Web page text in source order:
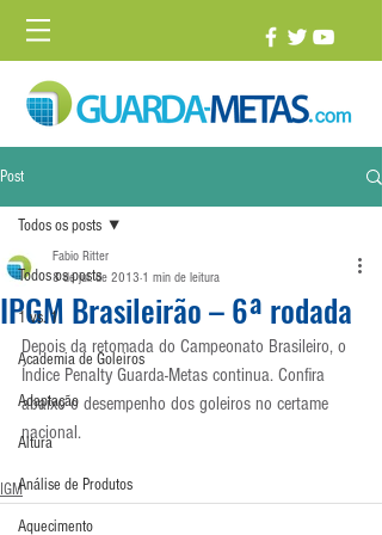
Post
Todos os posts
1 vs. 1
Academia de Goleiros
Adaptação
Altura
Análise de Produtos
Aquecimento
Todos os posts
IPGM Brasileirão – 6ª rodada
Fabio Ritter
8 de jul. de 2013 1 min de leitura
Depois da retomada do Campeonato Brasileiro, o
Índice Penalty Guarda-Metas continua. Confira
abaixo o desempenho dos goleiros no certame
nacional.
IGM